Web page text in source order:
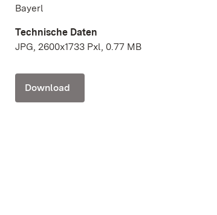
Bayerl
Technische Daten
JPG, 2600x1733 Pxl, 0.77 MB
Download